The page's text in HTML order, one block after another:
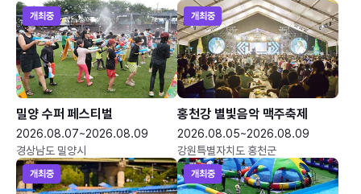
개최중
밀양 수퍼 페스티벌
2026.08.07~2026.08.09
경상남도 밀양시
개최중
홍천강 별빛음악 맥주축제
2026.08.05~2026.08.09
강원특별자치도 홍천군
개최중 개최중